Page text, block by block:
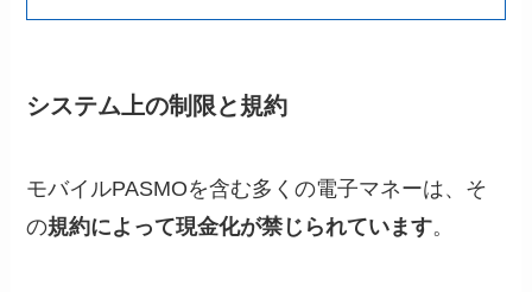
システム上の制限と規約
モバイルPASMOを含む多くの電子マネーは、そ
の規約によって現金化が禁じられています。